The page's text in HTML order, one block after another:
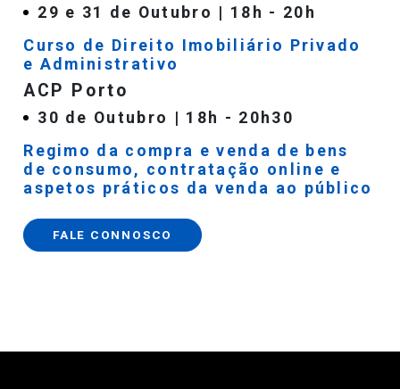
29 e 31 de Outubro | 18h - 20h
Curso de Direito Imobiliário Privado
e Administrativo
ACP Porto
30 de Outubro | 18h - 20h30
Regimo da compra e venda de bens
de consumo, contratação online e
aspetos práticos da venda ao público
FALE CONNOSCO